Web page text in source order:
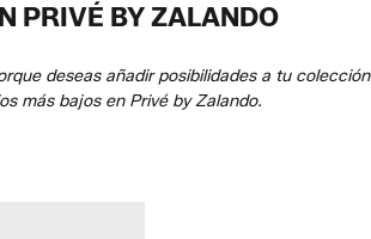
PRIVÉ BY ZALANDO
deseas añadir posibilidades a tu colección
más bajos en Privé by Zalando.